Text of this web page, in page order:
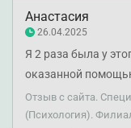
Анастасия
26.04.2025
Я 2 раза была у
оказанной
Отзыв с сайта.
(Психология).